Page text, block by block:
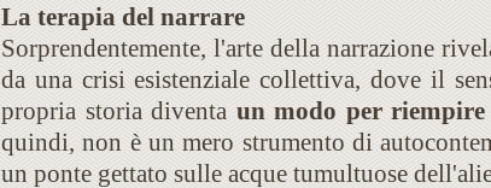
La terapia del narrare
Sorprendentemente, l'arte della narrazione
da una crisi esistenziale collettiva, dove il
propria storia diventa un modo per
quindi, non è un mero strumento di
un ponte gettato sulle acque tumultuose